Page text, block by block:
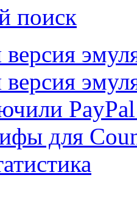
поиск
PayPal
для